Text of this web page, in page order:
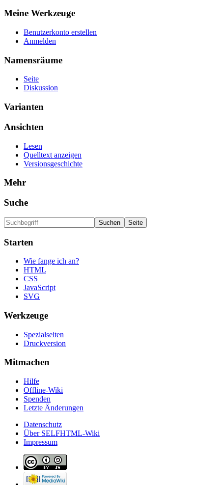
Meine Werkzeuge
Benutzerkonto erstellen
Anmelden
Namensräume
Seite
Diskussion
Varianten
Ansichten
Lesen
Quelltext anzeigen
Versionsgeschichte
Mehr
Suche
Starten
Wie fange ich an?
HTML
CSS
JavaScript
SVG
Werkzeuge
Spezialseiten
Druckversion
Mitmachen
Hilfe
Offline-Wiki
Spenden
Letzte Änderungen
Datenschutz
Über SELFHTML-Wiki
Impressum